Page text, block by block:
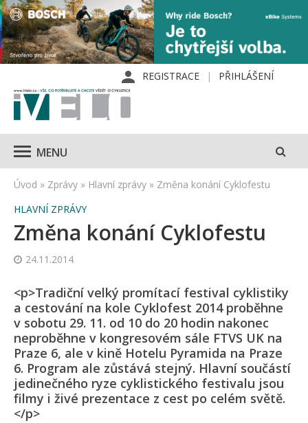
REGISTRACE PŘIHLÁŠENÍ
MENU
Úvod » Zprávy » Hlavní zprávy » Změna konání Cyklofestu
HLAVNÍ ZPRÁVY
Změna konání Cyklofestu
24.11.2014
<p>Tradiční velký promítací festival cyklistiky
a cestování na kole Cyklofest 2014 proběhne
v sobotu 29. 11. od 10 do 20 hodin nakonec
neproběhne v kongresovém sále FTVS UK na
Praze 6, ale v kině Hotelu Pyramida na Praze
6. Program ale zůstává stejný. Hlavní součástí
jedinečného ryze cyklistického festivalu jsou
filmy i živé prezentace z cest po celém světě.
</p>